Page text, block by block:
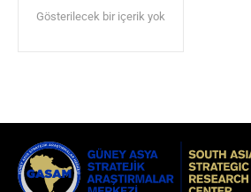
Gösterilecek bir içerik yok